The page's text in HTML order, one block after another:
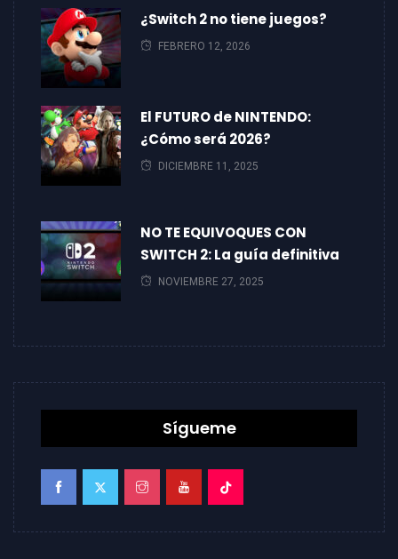
¿Switch 2 no tiene juegos?
FEBRERO 12, 2026
El FUTURO de NINTENDO:
¿Cómo será 2026?
DICIEMBRE 11, 2025
NO TE EQUIVOQUES CON
SWITCH 2: La guía definitiva
NOVIEMBRE 27, 2025
Sígueme